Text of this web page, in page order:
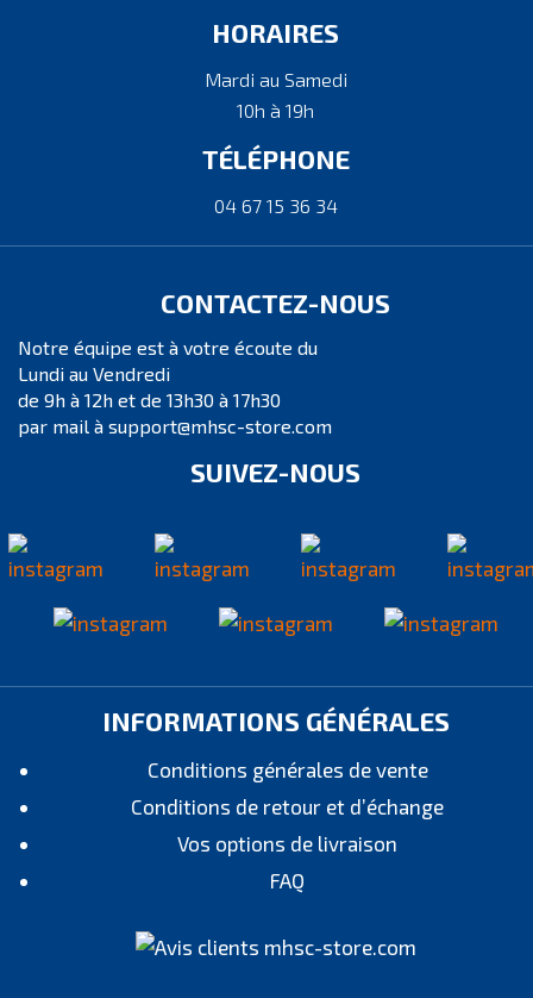
HORAIRES
Mardi au Samedi
10h à 19h
TÉLÉPHONE
04 67 15 36 34
CONTACTEZ-NOUS
Notre équipe est à votre écoute du
Lundi au Vendredi
de 9h à 12h et de 13h30 à 17h30
par mail à support@mhsc-store.com
SUIVEZ-NOUS
INFORMATIONS GÉNÉRALES
Conditions générales de vente
Conditions de retour et d’échange
Vos options de livraison
FAQ